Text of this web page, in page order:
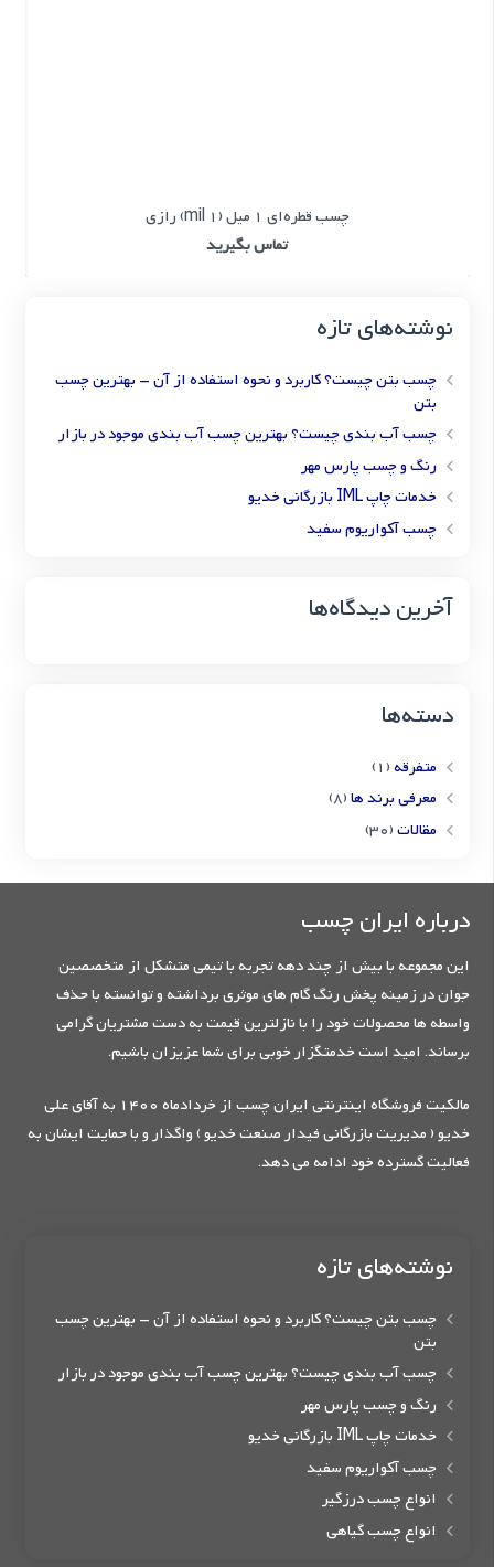
چسب قطره‌ای 1 میل (1 mil) رازی
تماس بگیرید
نوشته‌های تازه
چسب بتن چیست؟ کاربرد و نحوه استفاده از آن – بهترین چسب
بتن
چسب آب بندی چیست؟ بهترین چسب آب بندی موجود در بازار
رنگ و چسب پارس مهر
خدمات چاپ IML بازرگانی خدیو
چسب آکواریوم سفید
آخرین دیدگاه‌ها
دسته‌ها
متفرقه(1)
معرفی برند ها(8)
مقالات(30)
درباره ایران چسب
این مجموعه با بیش از چند دهه تجربه با تیمی متشکل از متخصصین
جوان در زمینه پخش رنگ گام های موثری برداشته و توانسته با حذف
واسطه ها محصولات خود را با نازلترین قیمت به دست مشتریان گرامی
برساند. امید است خدمتگزار خوبی برای شما عزیزان باشیم.
مالکیت فروشگاه اینترنتی ایران چسب از خردادماه 1400 به آقای علی
خدیو ( مدیریت بازرگانی فیدار صنعت خدیو ) واگذار و با حمایت ایشان به
فعالیت گسترده خود ادامه می دهد.
نوشته‌های تازه
چسب بتن چیست؟ کاربرد و نحوه استفاده از آن – بهترین چسب
بتن
چسب آب بندی چیست؟ بهترین چسب آب بندی موجود در بازار
رنگ و چسب پارس مهر
خدمات چاپ IML بازرگانی خدیو
چسب آکواریوم سفید
انواع چسب درزگیر
انواع چسب گیاهی